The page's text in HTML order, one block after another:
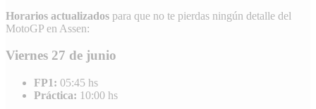
Horarios actualizados para que no te pierdas ningún detalle del
MotoGP en Assen:
Viernes 27 de junio
FP1: 05:45 hs
Práctica: 10:00 hs